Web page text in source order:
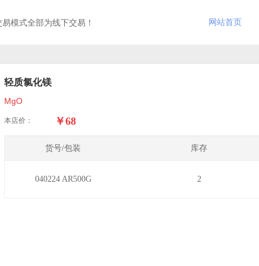
模式全部为线下交易！ 网站首页
轻质氯化镁
MgO
本店价： ￥68
货号/包装 库存
040224 AR500G 2